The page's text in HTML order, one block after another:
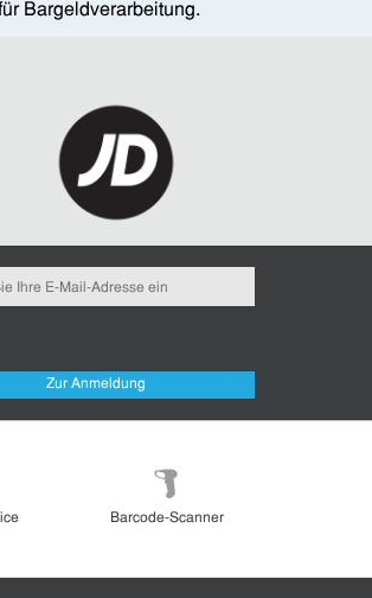
Bargeldverarbeitung.
Zur Anmeldung
Barcode-Scanner